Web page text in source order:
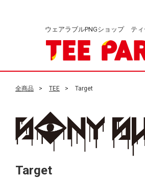
ウェアラブルPNGショップ ティ
全商品 TEE Target
Target